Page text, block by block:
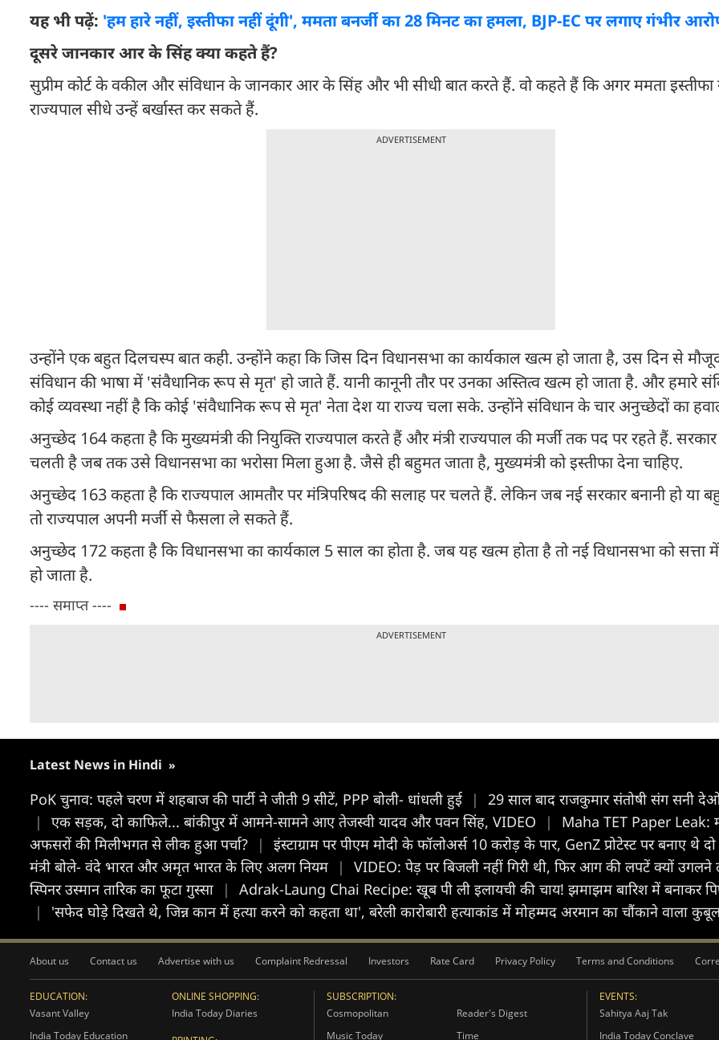
यह भी पढ़ें: 'हम हारे नहीं, इस्तीफा नहीं दूंगी', ममता बनर्जी का 28 मिनट का हमला, BJP-EC पर लगाए गंभीर
दूसरे जानकार आर के सिंह क्या कहते हैं?
सुप्रीम कोर्ट के वकील और संविधान के जानकार आर के सिंह और भी सीधी बात करते हैं. वो कहते हैं कि अगर ममता इस्तीफा
राज्यपाल सीधे उन्हें बर्खास्त कर सकते हैं.
ADVERTISEMENT
उन्होंने एक बहुत दिलचस्प बात कही. उन्होंने कहा कि जिस दिन विधानसभा का कार्यकाल खत्म हो जाता है, उस दिन से
संविधान की भाषा में 'संवैधानिक रूप से मृत' हो जाते हैं. यानी कानूनी तौर पर उनका अस्तित्व खत्म हो जाता है. और हमारे
कोई व्यवस्था नहीं है कि कोई 'संवैधानिक रूप से मृत' नेता देश या राज्य चला सके. उन्होंने संविधान के चार अनुच्छेदों का
अनुच्छेद 164 कहता है कि मुख्यमंत्री की नियुक्ति राज्यपाल करते हैं और मंत्री राज्यपाल की मर्जी तक पद पर रहते हैं.
चलती है जब तक उसे विधानसभा का भरोसा मिला हुआ है. जैसे ही बहुमत जाता है, मुख्यमंत्री को इस्तीफा देना चाहिए.
अनुच्छेद 163 कहता है कि राज्यपाल आमतौर पर मंत्रिपरिषद की सलाह पर चलते हैं. लेकिन जब नई सरकार बनानी हो या
तो राज्यपाल अपनी मर्जी से फैसला ले सकते हैं.
अनुच्छेद 172 कहता है कि विधानसभा का कार्यकाल 5 साल का होता है. जब यह खत्म होता है तो नई विधानसभा को
हो जाता है.
---- समाप्त ----
ADVERTISEMENT
Latest News in Hindi »
PoK चुनाव: पहले चरण में शहबाज की पार्टी ने जीती 9 सीटें, PPP बोली- धांधली हुई |
29 साल बाद राजकुमार संतोषी संग सनी
|
एक सड़क, दो काफिले... बांकीपुर में आमने-सामने आए तेजस्वी यादव और पवन सिंह, VIDEO |
Maha TET Paper Leak:
अफसरों की मिलीभगत से लीक हुआ पर्चा?
| इंस्टाग्राम पर पीएम मोदी के फॉलोअर्स 10 करोड़ के पार, GenZ प्रोटेस्ट पर बनाए थे
मंत्री बोले- वंदे भारत और अमृत भारत के लिए अलग नियम
| VIDEO: पेड़ पर बिजली नहीं गिरी थी, फिर आग की लपटें क्यों उगलने
स्पिनर उस्मान तारिक का फूटा गुस्सा
|
Adrak-Laung Chai Recipe: खूब पी ली इलायची की चाय! झमाझम बारिश में बनाकर
|
'सफेद घोड़े दिखते थे, जिन्न कान में हत्या करने को कहता था', बरेली कारोबारी हत्याकांड में मोहम्मद अरमान का चौंकाने वाला
About us Contact us Advertise with us Complaint Redressal Investors Rate Card Privacy Policy Terms and Conditions
EDUCATION:
Vasant Valley
India Today Education
ONLINE SHOPPING:
India Today Diaries
SUBSCRIPTION:
Cosmopolitan
Reader's Digest
Music Today
Time
EVENTS:
Sahitya Aaj Tak
India Today Conclave